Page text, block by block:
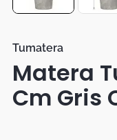
Tumatera
Matera
Cm Gris
Cuadro
Sillas
Duvet
Botas